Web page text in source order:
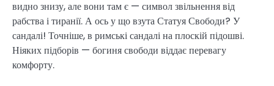
видно знизу, але вони там є — символ звільнення від
рабства і тиранії. А ось у що взута Статуя Свободи? У
сандалі! Точніше, в римські сандалі на плоскій підошві.
Ніяких підборів — богиня свободи віддає перевагу
комфорту.